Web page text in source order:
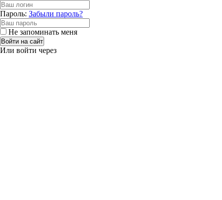
Пароль: Забыли пароль?
Не запоминать меня
Войти на сайт
Или войти через